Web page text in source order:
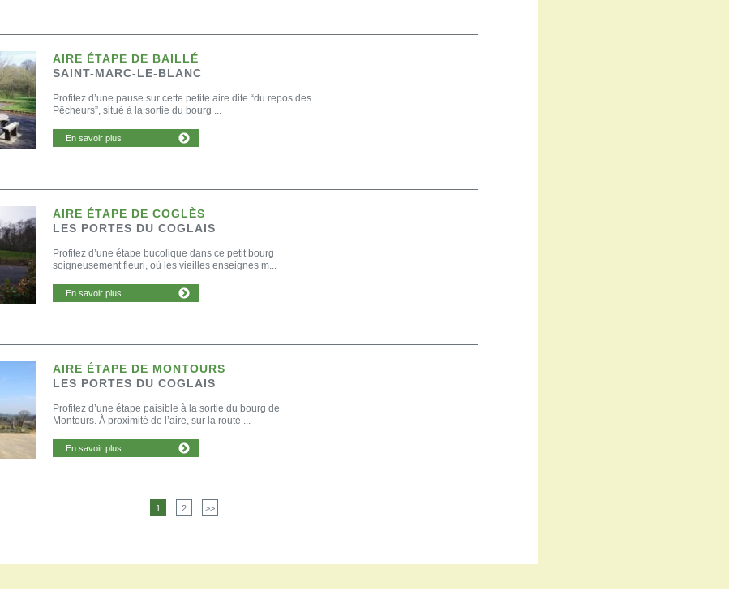
AIRE ÉTAPE DE BAILLÉ
SAINT-MARC-LE-BLANC
Profitez d’une pause sur cette petite aire dite “du repos des
Pêcheurs”, situé à la sortie du bourg ...
En savoir plus
AIRE ÉTAPE DE COGLÈS
LES PORTES DU COGLAIS
Profitez d’une étape bucolique dans ce petit bourg
soigneusement fleuri, où les vieilles enseignes m...
En savoir plus
AIRE ÉTAPE DE MONTOURS
LES PORTES DU COGLAIS
Profitez d’une étape paisible à la sortie du bourg de
Montours. À proximité de l’aire, sur la route ...
En savoir plus
1 2 >>